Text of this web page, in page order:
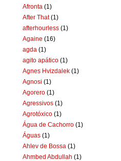
Afronta (1)
After That (1)
afterhourless (1)
Againe (16)
agda (1)
agito apático (1)
Agnes Hvizdalek (1)
Agnosi (1)
Agorero (1)
Agressivos (1)
Agrotóxico (1)
Água de Cachorro (1)
Águas (1)
Ahlev de Bossa (1)
Ahmbed Abdullah (1)